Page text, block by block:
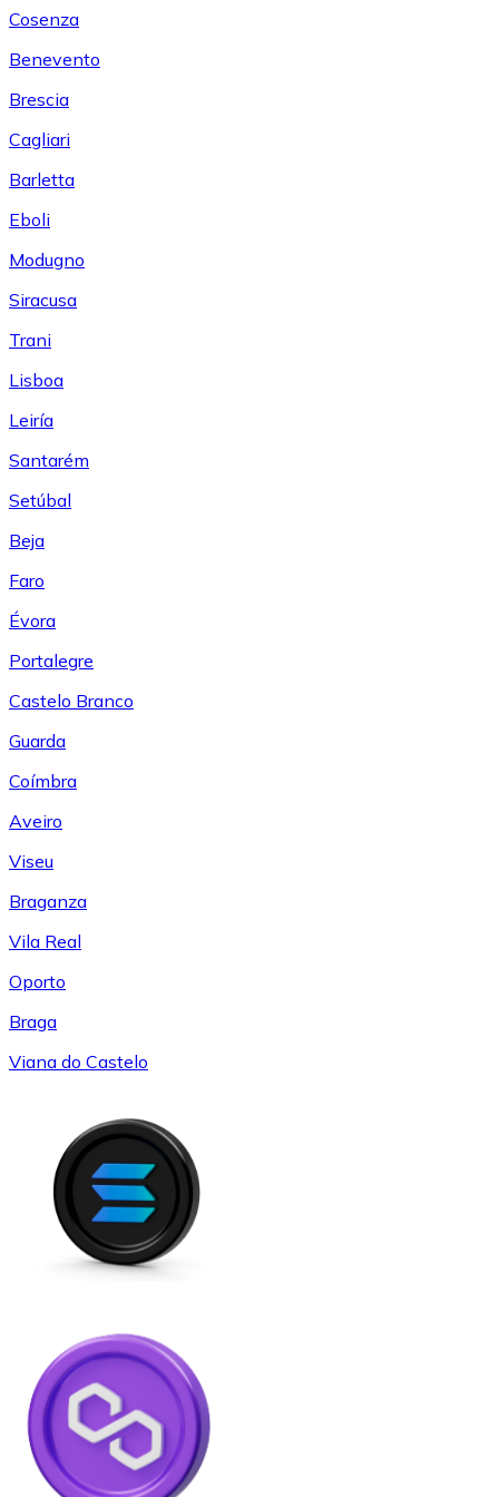
Cosenza
Benevento
Brescia
Cagliari
Barletta
Eboli
Modugno
Siracusa
Trani
Lisboa
Leiría
Santarém
Setúbal
Beja
Faro
Évora
Portalegre
Castelo Branco
Guarda
Coímbra
Aveiro
Viseu
Braganza
Vila Real
Oporto
Braga
Viana do Castelo